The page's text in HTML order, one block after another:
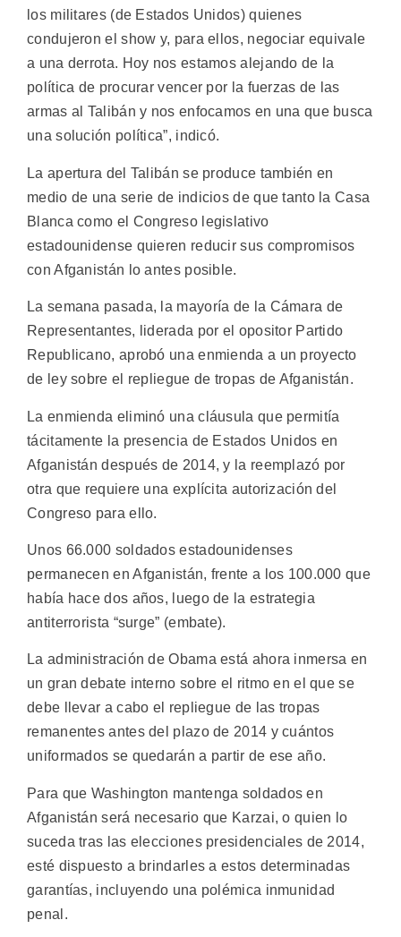
los militares (de Estados Unidos) quienes
condujeron el show y, para ellos, negociar equivale
a una derrota. Hoy nos estamos alejando de la
política de procurar vencer por la fuerzas de las
armas al Talibán y nos enfocamos en una que busca
una solución política”, indicó.
La apertura del Talibán se produce también en
medio de una serie de indicios de que tanto la Casa
Blanca como el Congreso legislativo
estadounidense quieren reducir sus compromisos
con Afganistán lo antes posible.
La semana pasada, la mayoría de la Cámara de
Representantes, liderada por el opositor Partido
Republicano, aprobó una enmienda a un proyecto
de ley sobre el repliegue de tropas de Afganistán.
La enmienda eliminó una cláusula que permitía
tácitamente la presencia de Estados Unidos en
Afganistán después de 2014, y la reemplazó por
otra que requiere una explícita autorización del
Congreso para ello.
Unos 66.000 soldados estadounidenses
permanecen en Afganistán, frente a los 100.000 que
había hace dos años, luego de la estrategia
antiterrorista “surge” (embate).
La administración de Obama está ahora inmersa en
un gran debate interno sobre el ritmo en el que se
debe llevar a cabo el repliegue de las tropas
remanentes antes del plazo de 2014 y cuántos
uniformados se quedarán a partir de ese año.
Para que Washington mantenga soldados en
Afganistán será necesario que Karzai, o quien lo
suceda tras las elecciones presidenciales de 2014,
esté dispuesto a brindarles a estos determinadas
garantías, incluyendo una polémica inmunidad
penal.